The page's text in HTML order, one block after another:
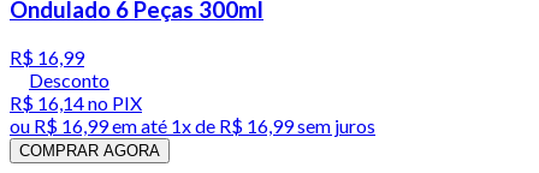
Ondulado 6 Peças 300ml
R$ 16,99
Desconto
R$ 16,14no PIX
ou R$ 16,99em até 1x de R$ 16,99sem juros
COMPRAR AGORA